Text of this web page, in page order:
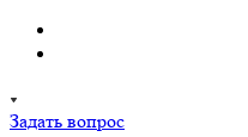
Задать вопрос